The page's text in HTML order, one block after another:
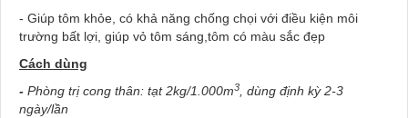
- Giúp tôm khỏe, có khả năng chống chọi với điều kiện môi
trường bất lợi, giúp vỏ tôm sáng,tôm có màu sắc đẹp
Cách dùng
- Phòng trị cong thân: tạt 2kg/1.000m3, dùng định kỳ 2-3
ngày/lần